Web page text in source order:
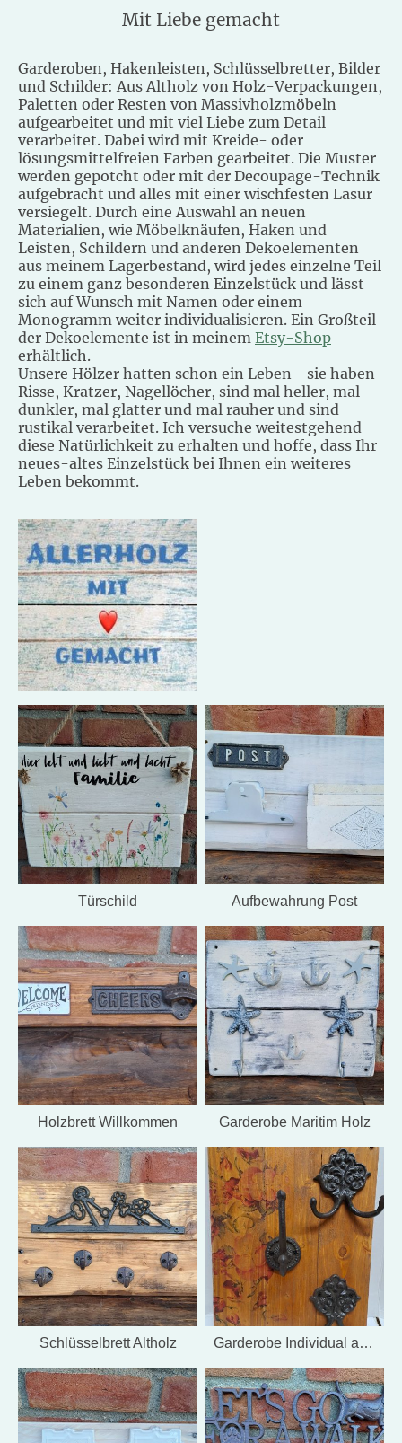
Mit Liebe gemacht
Garderoben, Hakenleisten, Schlüsselbretter, Bilder
und Schilder: Aus Altholz von Holz-Verpackungen,
Paletten oder Resten von Massivholzmöbeln
aufgearbeitet und mit viel Liebe zum Detail
verarbeitet. Dabei wird mit Kreide- oder
lösungsmittelfreien Farben gearbeitet. Die Muster
werden gepotcht oder mit der Decoupage-Technik
aufgebracht und alles mit einer wischfesten Lasur
versiegelt. Durch eine Auswahl an neuen
Materialien, wie Möbelknäufen, Haken und
Leisten, Schildern und anderen Dekoelementen
aus meinem Lagerbestand, wird jedes einzelne Teil
zu einem ganz besonderen Einzelstück und lässt
sich auf Wunsch mit Namen oder einem
Monogramm weiter individualisieren. Ein Großteil
der Dekoelemente ist in meinem Etsy-Shop
erhältlich.
Unsere Hölzer hatten schon ein Leben –sie haben
Risse, Kratzer, Nagellöcher, sind mal heller, mal
dunkler, mal glatter und mal rauher und sind
rustikal verarbeitet. Ich versuche weitestgehend
diese Natürlichkeit zu erhalten und hoffe, dass Ihr
neues-altes Einzelstück bei Ihnen ein weiteres
Leben bekommt.
Türschild Aufbewahrung Post
Holzbrett Willkommen Garderobe Maritim Holz
Schlüsselbrett Altholz Garderobe Individual auf Kundenwunsch